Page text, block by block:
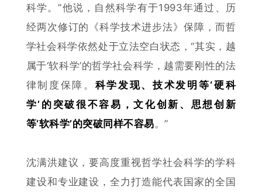
科学。”他说，自然科学有于1993年通过、历
经两次修订的《科学技术进步法》保障，而哲
学社会科学依然处于立法空白状态，“其实，越
属于‘软科学’的哲学社会科学，越需要刚性的法
律制度保障。 科学发现、技术发明等‘硬科
学’的突破很不容易，文化创新、思想创新
等‘软科学’的突破同样不容易。”
沈满洪建议，要高度重视哲学社会科学的学科
建设和专业建设，全力打造能代表国家的全国